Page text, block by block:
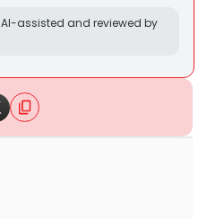
assisted and reviewed by